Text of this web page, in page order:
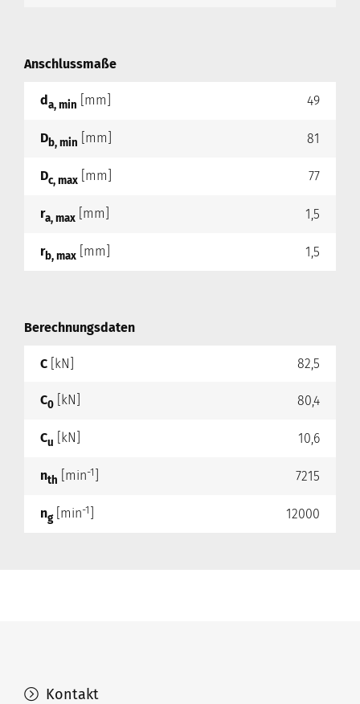
Anschlussmaße
da, min [mm] 49
Db, min [mm] 81
Dc, max [mm] 77
ra, max [mm] 1,5
rb, max [mm] 1,5
Berechnungsdaten
C [kN] 82,5
C0 [kN] 80,4
Cu [kN] 10,6
nth [min-1 7215
ng[min-1 12000
Kontakt